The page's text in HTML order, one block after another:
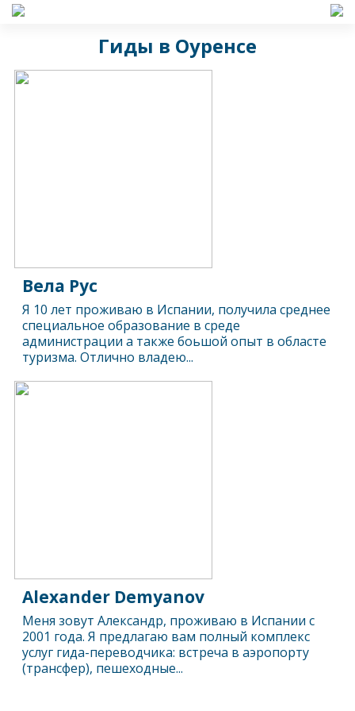
Гиды в Оуренсе
Вела Рус
Я 10 лет проживаю в Испании, получила среднее
специальное образование в среде
администрации а также боьшой опыт в областе
туризма. Отлично владею...
Alexander Demyanov
Меня зовут Александр, проживаю в Испании с
2001 года. Я предлагаю вам полный комплекс
услуг гида-переводчика: встреча в аэропорту
(трансфер), пешеходные...